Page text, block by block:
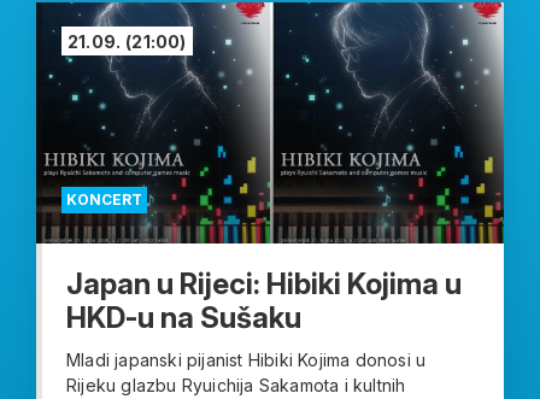
KONCERT
21.09. (21:00)
Japan u Rijeci: Hibiki Kojima u
HKD-u na Sušaku
Mladi japanski pijanist Hibiki Kojima donosi u
Rijeku glazbu Ryuichija Sakamota i kultnih